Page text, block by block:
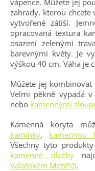
zahrady, kterou
vytvořené zátiší.
opracovaná textura
osazení zelenými
barevnými květy. Je
výškou 40 cm. Váha je
Můžete jej
Velmi pěkně vypadá
nebo kamennými
Kamenná koryta
kamínky, kamennou
Všechny tyto
kamenné dlažby
Valašském Meziříčí.